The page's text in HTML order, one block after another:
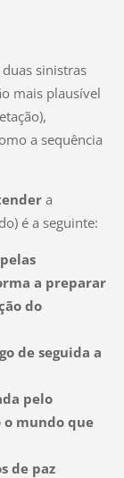
sinistras
mais plausível
a sequência
a
é a seguinte:
a preparar
do
de seguida a
pelo
mundo que
de paz